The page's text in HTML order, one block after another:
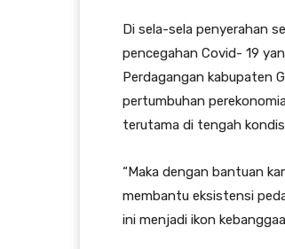
Di sela-sela penyerahan
pencegahan Covid- 19
Perdagangan kabupaten
pertumbuhan
terutama di tengah
“Maka dengan bantuan
membantu eksistensi
ini menjadi ikon